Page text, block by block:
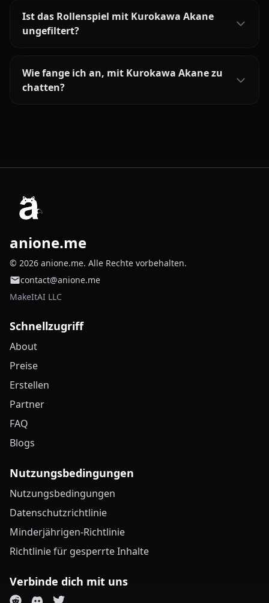
Ist das Rollenspiel mit Kurokawa Akane
ungefiltert?
Wie fange ich an, mit Kurokawa Akane zu
chatten?
anione.me
© 2026 anione.me. Alle Rechte vorbehalten.
contact@anione.me
MakeItAI LLC
Schnellzugriff
About
Preise
Erstellen
Partner
FAQ
Blogs
Nutzungsbedingungen
Nutzungsbedingungen
Datenschutzrichtlinie
Minderjährigen-Richtlinie
Richtlinie für gesperrte Inhalte
Verbinde dich mit uns